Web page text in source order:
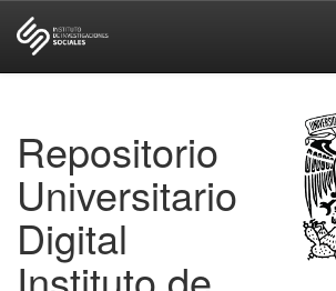
Repositorio
Universitario
Digital